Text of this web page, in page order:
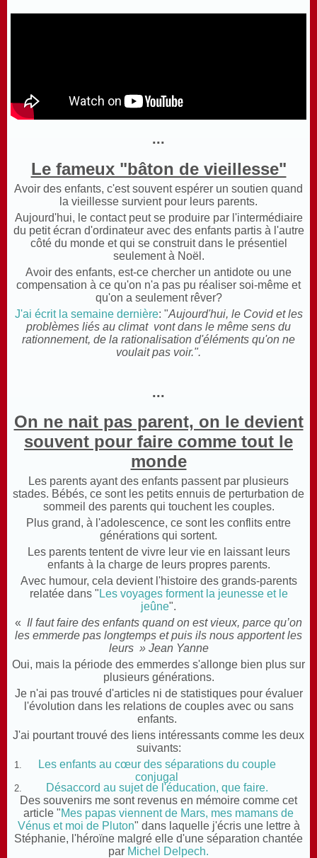
...
Le fameux "bâton de vieillesse"
Avoir des enfants, c'est souvent espérer un soutien quand
la vieillesse survient pour leurs parents.
Aujourd'hui, le contact peut se produire par l'intermédiaire
du petit écran d'ordinateur avec des enfants partis à l'autre
côté du monde et qui se construit dans le présentiel
seulement à Noël.
Avoir des enfants, est-ce chercher un antidote ou une
compensation à ce qu'on n'a pas pu réaliser soi-même et
qu'on a seulement rêver?
J'ai écrit la semaine dernière: "Aujourd'hui, le Covid et les
problèmes liés au climat vont dans le même sens du
rationnement, de la rationalisation d'éléments qu'on ne
voulait pas voir.".
...
On ne nait pas parent, on le devient
souvent pour faire comme tout le
monde
Les parents ayant des enfants passent par plusieurs
stades. Bébés, ce sont les petits ennuis de perturbation de
sommeil des parents qui touchent les couples.
Plus grand, à l'adolescence, ce sont les conflits entre
générations qui sortent.
Les parents tentent de vivre leur vie en laissant leurs
enfants à la charge de leurs propres parents.
Avec humour, cela devient l'histoire des grands-parents
relatée dans " Les voyages forment la jeunesse et le
jeûne".
« Il faut faire des enfants quand on est vieux, parce qu’on
les emmerde pas longtemps et puis ils nous apportent les
leurs » Jean Yanne
Oui, mais la période des emmerdes s'allonge bien plus sur
plusieurs générations.
Je n'ai pas trouvé d'articles ni de statistiques pour évaluer
l'évolution dans les relations de couples avec ou sans
enfants.
J'ai pourtant trouvé des liens intéressants comme les deux
suivants:
Les enfants au cœur des séparations du couple
conjugal
Désaccord au sujet de l'éducation, que faire.
Des souvenirs me sont revenus en mémoire comme cet
article "Mes papas viennent de Mars, mes mamans de
Vénus et moi de Pluton" dans laquelle j'écris une lettre à
Stéphanie, l'héroïne malgré elle d'une séparation chantée
par Michel Delpech.